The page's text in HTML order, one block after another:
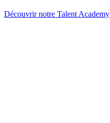
Découvrir notre Talent Academy